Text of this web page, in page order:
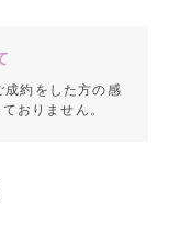
成約をした方の感
おりません。